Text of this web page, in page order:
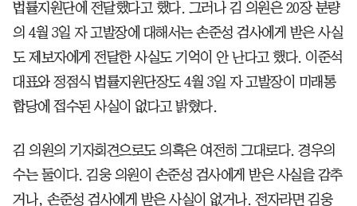
법률지원단에 전달했다고 했다. 그러나 김 의원은 20장 분량
의 4월 3일 자 고발장에 대해서는 손준성 검사에게 받은 사실
도 제보자에게 전달한 사실도 기억이 안 난다고 했다. 이준석
대표와 정점식 법률지원단장도 4월 3일 자 고발장이 미래통
합당에 접수된 사실이 없다고 밝혔다.
김 의원의 기자회견으로도 의혹은 여전히 그대로다. 경우의
수는 둘이다. 김웅 의원이 손준성 검사에게 받은 사실을 감추
거나, 손준성 검사에게 받은 사실이 없거나. 전자라면 김웅